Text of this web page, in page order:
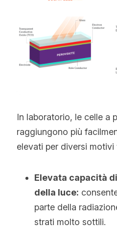
In laboratorio, le celle a
raggiungono più
elevati per diversi motivi
Elevata capacità
della luce:
parte della
strati molto sottili.